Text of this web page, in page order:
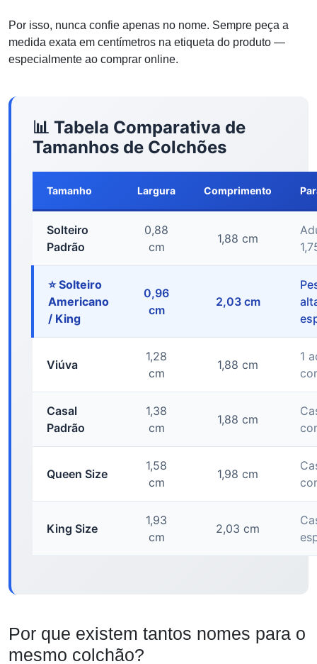
Por isso, nunca confie apenas no nome. Sempre peça a
medida exata em centímetros na etiqueta do produto —
especialmente ao comprar online.
📊 Tabela Comparativa de
Tamanhos de Colchões
Tamanho Largura Comprimento
Solteiro
Padrão
0,88
cm
1,88 cm
⭐ Solteiro
Americano
/ King
0,96
cm
2,03 cm
Viúva
1,28
cm
1,88 cm
1
Casal
Padrão
1,38
cm
1,88 cm
Queen Size
1,58
cm
1,98 cm
King Size
1,93
cm
2,03 cm
Por que existem tantos nomes para o
mesmo colchão?